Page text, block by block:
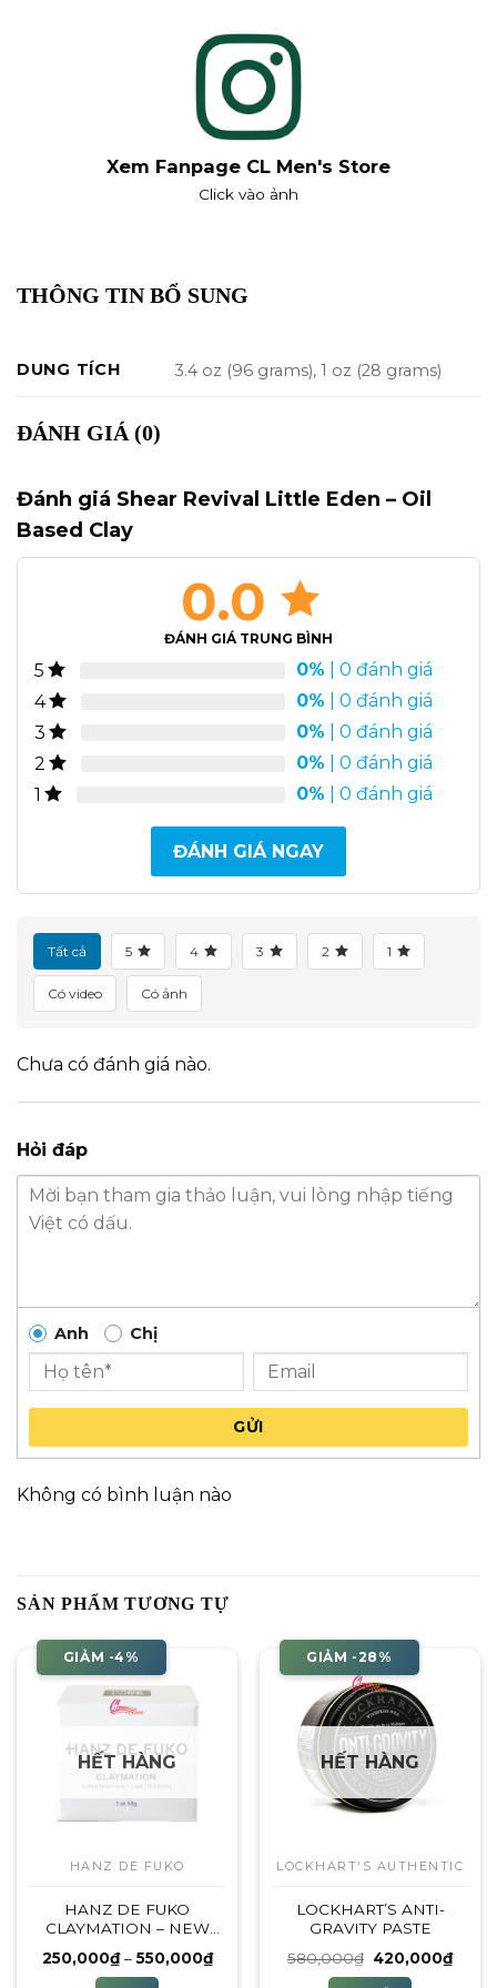
Xem Fanpage CL Men's Store
Click vào ảnh
THÔNG TIN BỔ SUNG
DUNG TÍCH 3.4 oz (96 grams), 1 oz (28 grams)
ĐÁNH GIÁ (0)
Đánh giá Shear Revival Little Eden – Oil
Based Clay
0.0
ĐÁNH GIÁ TRUNG BÌNH
5 0% | 0 đánh giá
4
0% | 0 đánh giá
3
0% | 0 đánh giá
2
0% | 0 đánh giá
1
0% | 0 đánh giá
ĐÁNH GIÁ NGAY
Tất cả 5 4 3 2 1
Có video Có ảnh
Chưa có đánh giá nào.
Hỏi đáp
Anh Chị
GỬI
Không có bình luận nào
SẢN PHẨM TƯƠNG TỰ
GIẢM -4%
HẾT HÀNG
HANZ DE FUKO
HANZ DE FUKO
CLAYMATION – NEW
250,000₫ – 550,000₫Khoảng
giá:
GIẢM -28%
HẾT HÀNG
LOCKHART'S AUTHENTIC
LOCKHART’S ANTI-
GRAVITY PASTE
580,000₫ Giá
420,000₫Giá
hiện